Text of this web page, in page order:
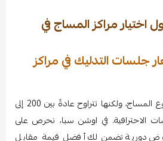
اختيار مراكز المساج في
جلسات التدليك في مراكز
تختلف الأسعار بناءً على نوع المساج، ولكنها تتراوح عادةً بين 200 إلى
الاحترافية. في اوشن سبا، نحرص على
دورية تضمن لك أفضل قيمة مقابل